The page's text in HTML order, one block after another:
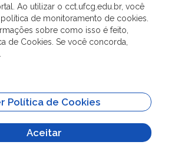
está publicado sob a licença
Creative Commons
3.0
Ao utilizar o cct.ufcg.edu.br, você
de monitoramento de cookies.
sobre como isso é feito,
de Cookies. Se você concorda,
Política de Cookies
Aceitar